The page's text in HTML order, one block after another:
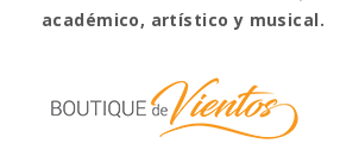
académico, artístico y musical.